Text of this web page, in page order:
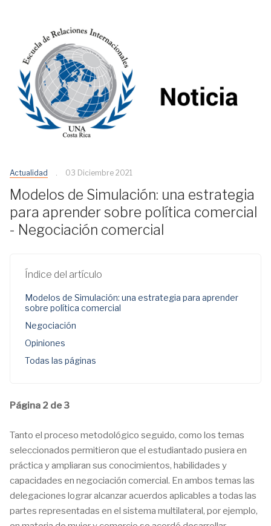
Actualidad 03 Diciembre 2021
Modelos de Simulación: una estrategia
para aprender sobre política comercial
- Negociación comercial
Índice del artículo
Modelos de Simulación: una estrategia para aprender
sobre política comercial
Negociación
Opiniones
Todas las páginas
Página 2 de 3
Tanto el proceso metodológico seguido, como los temas
seleccionados permitieron que el estudiantado pusiera en
práctica y ampliaran sus conocimientos, habilidades y
capacidades en negociación comercial. En ambos temas las
delegaciones lograr alcanzar acuerdos aplicables a todas las
partes representadas en el sistema multilateral, por ejemplo,